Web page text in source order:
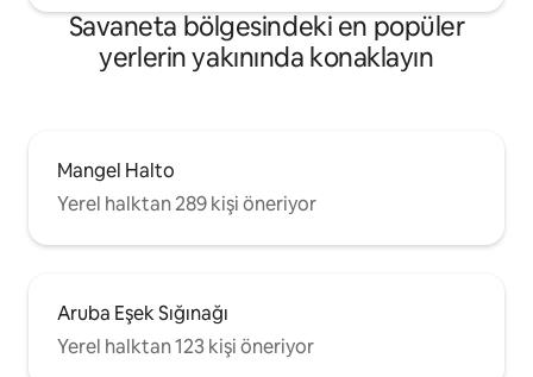
Savaneta bölgesindeki en popüler
yerlerin yakınında konaklayın
Mangel Halto
Yerel halktan 289 kişi öneriyor
Aruba Eşek Sığınağı
Yerel halktan 123 kişi öneriyor